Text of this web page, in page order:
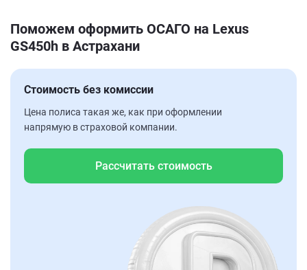
Поможем оформить ОСАГО на Lexus
GS450h в Астрахани
Стоимость без комиссии
Цена полиса такая же, как при оформлении
напрямую в страховой компании.
Рассчитать стоимость